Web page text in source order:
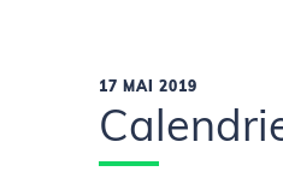
17 MAI 2019